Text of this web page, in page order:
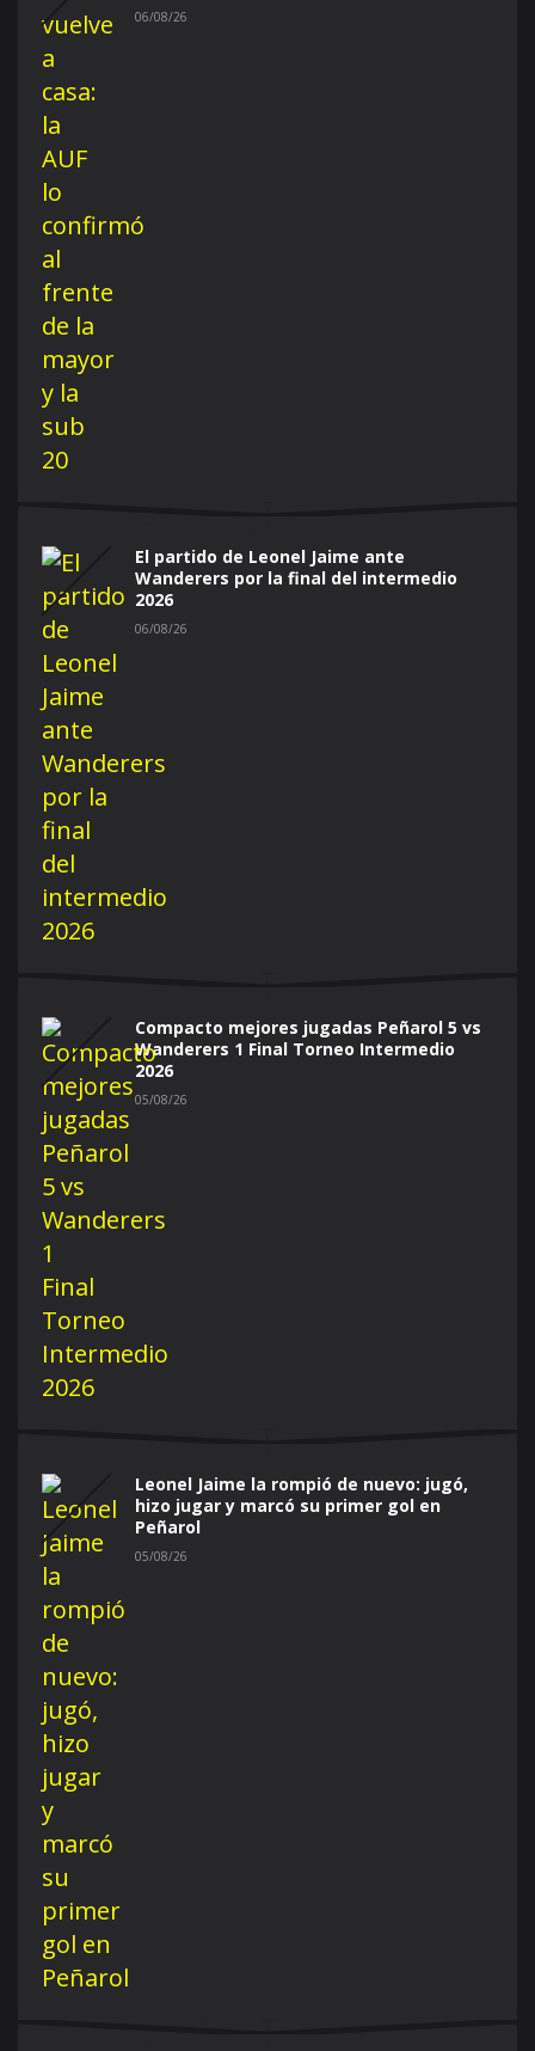
06/08/26
El partido de Leonel Jaime ante
Wanderers por la final del intermedio
2026
06/08/26
Compacto mejores jugadas Peñarol 5 vs
Wanderers 1 Final Torneo Intermedio
2026
05/08/26
Leonel Jaime la rompió de nuevo: jugó,
hizo jugar y marcó su primer gol en
Peñarol
05/08/26